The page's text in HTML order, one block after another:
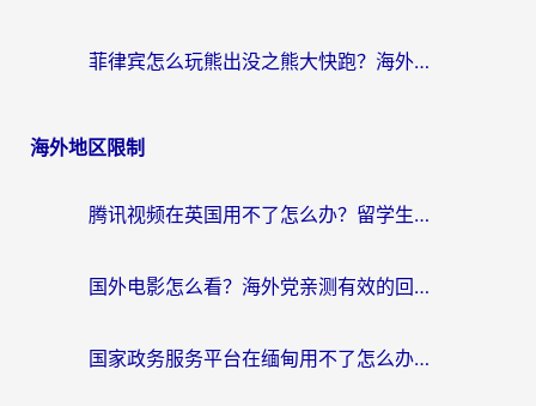
菲律宾怎么玩熊出没之熊大快跑？海外党国服游戏加速终极攻略（附3款热门游戏实测）
海外地区限制
腾讯视频在英国用不了怎么办？留学生亲测有效的回国加速器指南
国外电影怎么看？海外党亲测有效的回国加速器选择指南
国家政务服务平台在缅甸用不了怎么办？海外华人必看的回国加速全攻略